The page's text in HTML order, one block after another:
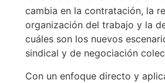
cambia en la contratación, la
organización del trabajo y la
cuáles son los nuevos
sindical y de negociación
Con un enfoque directo y